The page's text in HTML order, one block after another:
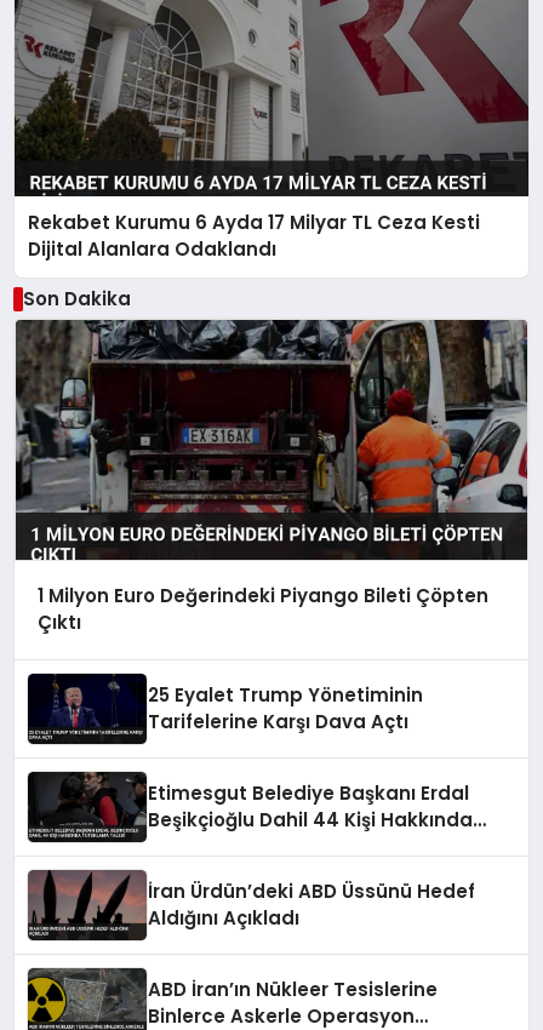
Rekabet Kurumu 6 Ayda 17 Milyar TL Ceza Kesti
Dijital Alanlara Odaklandı
Son Dakika
1 Milyon Euro Değerindeki Piyango Bileti Çöpten
Çıktı
25 Eyalet Trump Yönetiminin
Tarifelerine Karşı Dava Açtı
Etimesgut Belediye Başkanı Erdal
Beşikçioğlu Dahil 44 Kişi Hakkında
İran Ürdün’deki ABD Üssünü Hedef
Aldığını Açıkladı
ABD İran’ın Nükleer Tesislerine
Binlerce Askerle Operasyon